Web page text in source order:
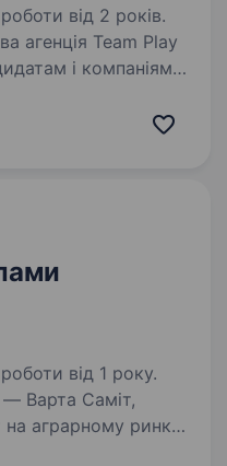
від 2 років.
агенція Team Play
і компаніям
— українська
від 1 року.
аграрному ринку